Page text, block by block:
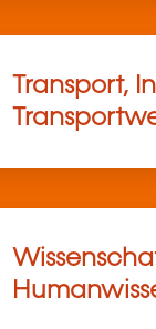
Transport,